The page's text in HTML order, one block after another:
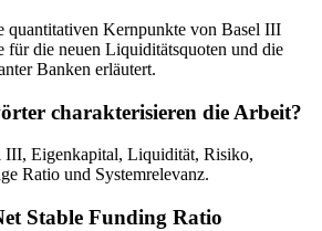
quantitativen Kernpunkte von Basel III
für die neuen Liquiditätsquoten und die
Banken erläutert.
charakterisieren die Arbeit?
III, Eigenkapital, Liquidität, Risiko,
Ratio und Systemrelevanz.
Stable Funding Ratio